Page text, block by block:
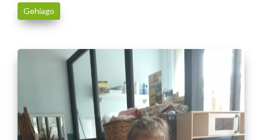
Gehiago